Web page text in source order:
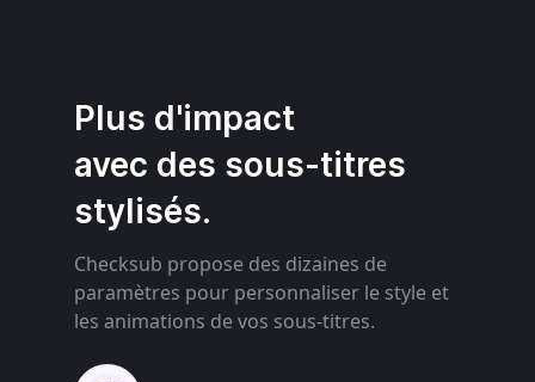
Plus d'impact
avec des sous-titres
stylisés.
Checksub propose des dizaines de
paramètres pour personnaliser le style et
les animations de vos sous-titres.